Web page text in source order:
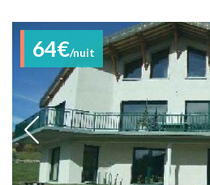
64€/nuit